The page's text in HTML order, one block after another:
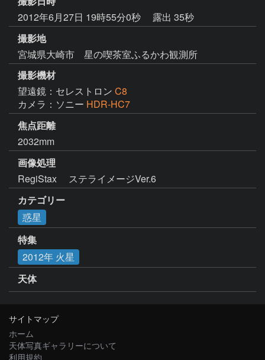
2012年6月27日 19時55分0秒
露出 35秒
撮影地
宮城県大崎市 星の喫茶室ふるかわ観測所
撮影機材
望遠鏡：セレストロン C8
カメラ：ソニー HDR-HC7
焦点距離
2032mm
画像処理
RegiStax 　ステライメージVer.6
カテゴリー
惑星
特集
2012年 火星
天体
サイトマップ
ホーム
天体写真ギャラリーについて
利用規約